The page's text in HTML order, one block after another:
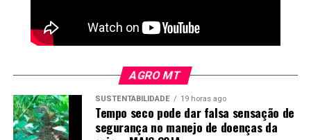
AGRO MT
SUSTENTABILIDADE 19 horas ago
Tempo seco pode dar falsa sensação de
segurança no manejo de doenças da